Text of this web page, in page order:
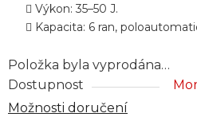
Výkon: 35–50 J.
Kapacita: 6 ran,
Položka byla vyprodána…
Dostupnost
Možnosti doručení